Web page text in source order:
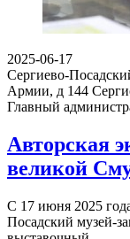
2025-06-17
Сергиево-
Армии, д 144
Главный
Авторская
великой
С 17 июня 2025
Посадский музей-